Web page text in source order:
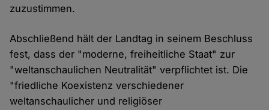
zuzustimmen.
Abschließend hält der Landtag in seinem Beschluss
fest, dass der "moderne, freiheitliche Staat" zur
"weltanschaulichen Neutralität" verpflichtet ist. Die
"friedliche Koexistenz verschiedener
weltanschaulicher und religiöser